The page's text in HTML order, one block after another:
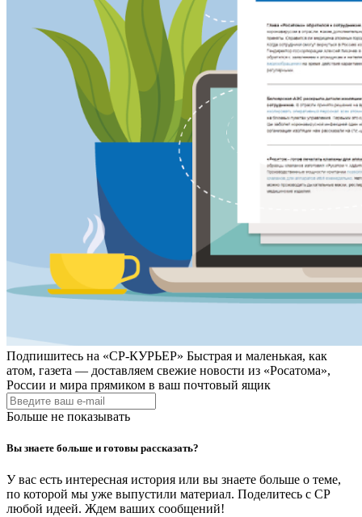
Подпишитесь на «СР-КУРЬЕР» Быстрая и маленькая, как
атом, газета — доставляем свежие новости из «Росатома»,
России и мира прямиком в ваш почтовый ящик
Больше не показывать
Вы знаете больше и готовы рассказать?
У вас есть интересная история или вы знаете больше о теме,
по которой мы уже выпустили материал. Поделитесь с СР
любой идеей. Ждем ваших сообщений!